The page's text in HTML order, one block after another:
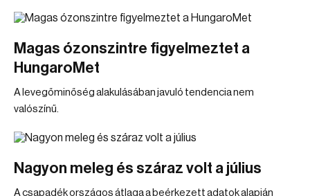
Magas ózonszintre figyelmeztet a
HungaroMet
A levegőminőség alakulásában javuló tendencia nem
valószínű.
Nagyon meleg és száraz volt a július
A csapadék országos átlaga a beérkezett adatok alapján